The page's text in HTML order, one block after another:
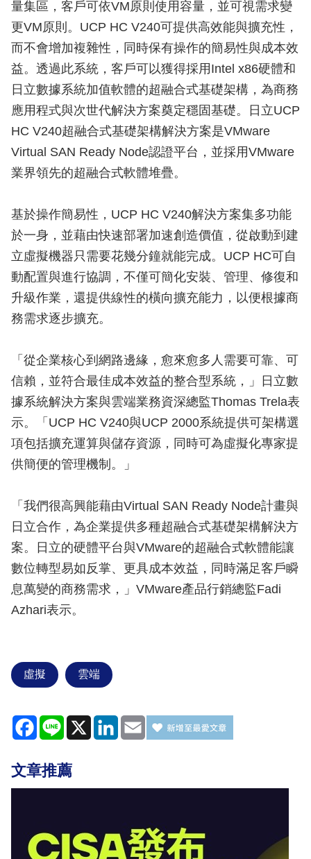
量集區，客戶可依VM原則使用容量，並可視需求變
更VM原則。UCP HC V240可提供高效能與擴充性，
而不會增加複雜性，同時保有操作的簡易性與成本效
益。透過此系統，客戶可以獲得採用Intel x86硬體和
日立數據系統加值軟體的超融合式基礎架構，為商務
應用程式與次世代解決方案奠定穩固基礎。日立UCP
HC V240超融合式基礎架構解決方案是VMware
Virtual SAN Ready Node認證平台，並採用VMware
業界領先的超融合式軟體堆疊。
基於操作簡易性，UCP HC V240解決方案集多功能
於一身，並藉由快速部署加速創造價值，從啟動到建
立虛擬機器只需要花幾分鐘就能完成。UCP HC可自
動配置與進行協調，不僅可簡化安裝、管理、修復和
升級作業，還提供線性的橫向擴充能力，以便根據商
務需求逐步擴充。
「從企業核心到網路邊緣，愈來愈多人需要可靠、可
信賴，並符合最佳成本效益的整合型系統，」日立數
據系統解決方案與雲端業務資深總監Thomas Trela表
示。「UCP HC V240與UCP 2000系統提供可架構選
項包括擴充運算與儲存資源，同時可為虛擬化專家提
供簡便的管理機制。」
「我們很高興能藉由Virtual SAN Ready Node計畫與
日立合作，為企業提供多種超融合式基礎架構解決方
案。日立的硬體平台與VMware的超融合式軟體能讓
數位轉型易如反掌、更具成本效益，同時滿足客戶瞬
息萬變的商務需求，」VMware產品行銷總監Fadi
Azhari表示。
虛擬 雲端
Facebook
Line X LinkedIn
Email
文章推薦